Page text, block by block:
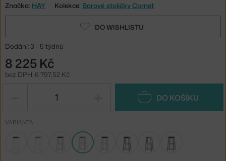
Značka: HAY Kolekce: Barové stoličky Cornet
DO WISHLISTU
Dodání: 3 - 5 týdnů
8 225 Kč
bez DPH: 6 797,52 Kč
DO KOŠÍKU
VARIANTA